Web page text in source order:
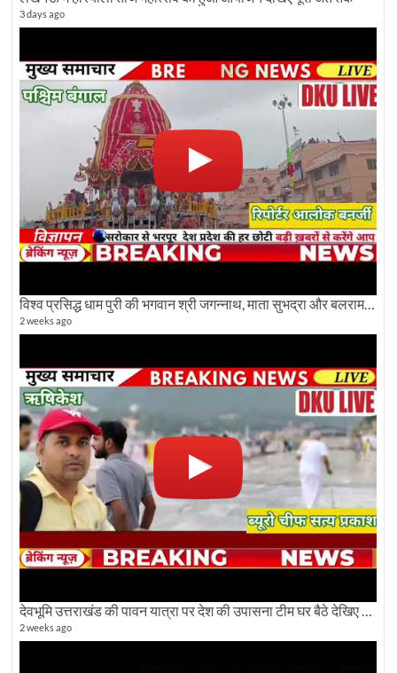
3 days ago
विश्व प्रसिद्ध धाम पुरी की भगवान श्री जगन्नाथ, माता सुभद्रा और बलराम जी की भव्य शोभा यात्रा देखिए
2 weeks ago
देवभूमि उत्तराखंड की पावन यात्रा पर देश की उपासना टीम घर बैठे देखिए अलौकिक दृश्य
2 weeks ago